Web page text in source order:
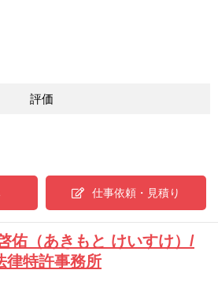
評価
仕事依頼・見積り
佑（あきもと けいすけ）/
律特許事務所